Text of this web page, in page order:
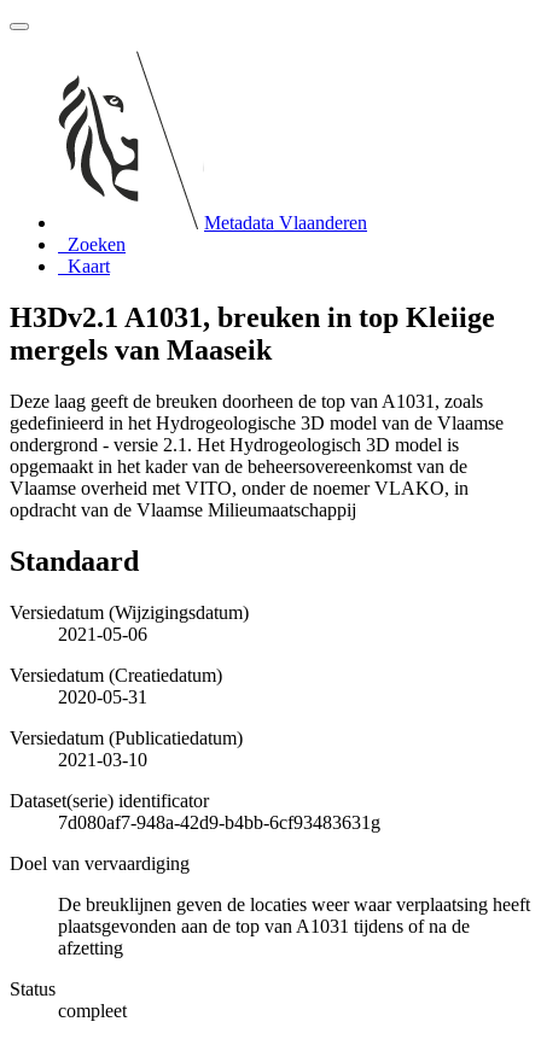
Metadata Vlaanderen
Zoeken
Kaart
H3Dv2.1 A1031, breuken in top Kleiige
mergels van Maaseik
Deze laag geeft de breuken doorheen de top van A1031, zoals
gedefinieerd in het Hydrogeologische 3D model van de Vlaamse
ondergrond - versie 2.1. Het Hydrogeologisch 3D model is
opgemaakt in het kader van de beheersovereenkomst van de
Vlaamse overheid met VITO, onder de noemer VLAKO, in
opdracht van de Vlaamse Milieumaatschappij
Standaard
Versiedatum (Wijzigingsdatum)
2021-05-06
Versiedatum (Creatiedatum)
2020-05-31
Versiedatum (Publicatiedatum)
2021-03-10
Dataset(serie) identificator
7d080af7-948a-42d9-b4bb-6cf93483631g
Doel van vervaardiging
De breuklijnen geven de locaties weer waar verplaatsing heeft
plaatsgevonden aan de top van A1031 tijdens of na de
afzetting
Status
compleet